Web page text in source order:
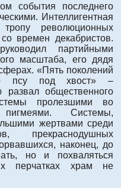
события последнего
Интеллигентная
революционных
времен декабристов.
партийными
масштаба, его дядя
«Пять поколений
псу под хвост» –
общественного
пролезшими во
Системы,
жертвами среди
прекраснодушных
наконец, до
но и похваляться
перчатках храм не